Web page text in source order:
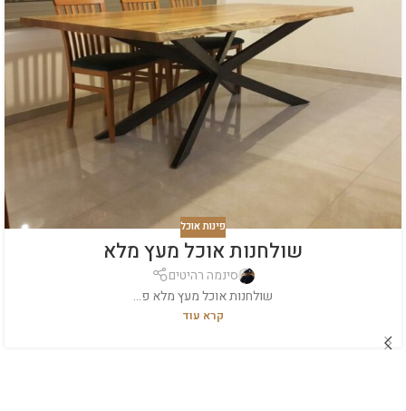
פינות אוכל
שולחנות אוכל מעץ מלא
סינמה רהיטים
שולחנות אוכל מעץ מלא פ...
קרא עוד